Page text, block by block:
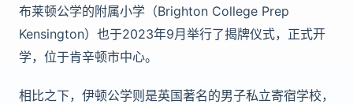
布莱顿公学的附属小学（Brighton College Prep
Kensington）也于2023年9月举行了揭牌仪式，正式开
学，位于肯辛顿市中心。
相比之下，伊顿公学则是英国著名的男子私立寄宿学校，